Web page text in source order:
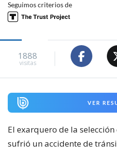
Seguimos criterios de
1888
visitas
VER
El exarquero de la selección
sufrió un accidente de